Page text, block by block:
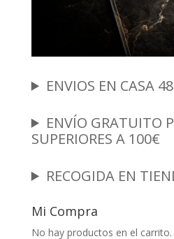
ENVIOS EN CASA
ENVÍO GRATUITO
SUPERIORES A 100€
RECOGIDA EN
Mi Compra
No hay productos en el carrito.